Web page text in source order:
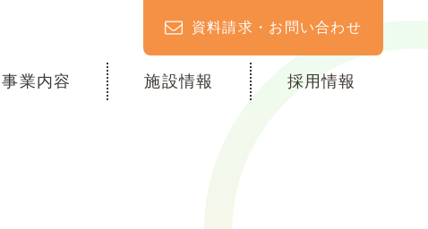
資料請求・お問い合わせ
事業内容 施設情報 採用情報